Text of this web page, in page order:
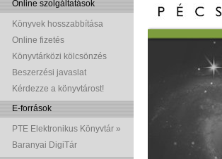
Online szolgáltatások
Könyvek hosszabbítása
Online fizetés
Könyvtárközi kölcsönzés
Beszerzési javaslat
Kérdezze a könyvtárost!
E-források
PTE Elektronikus Könyvtár »
Baranyai DigiTár